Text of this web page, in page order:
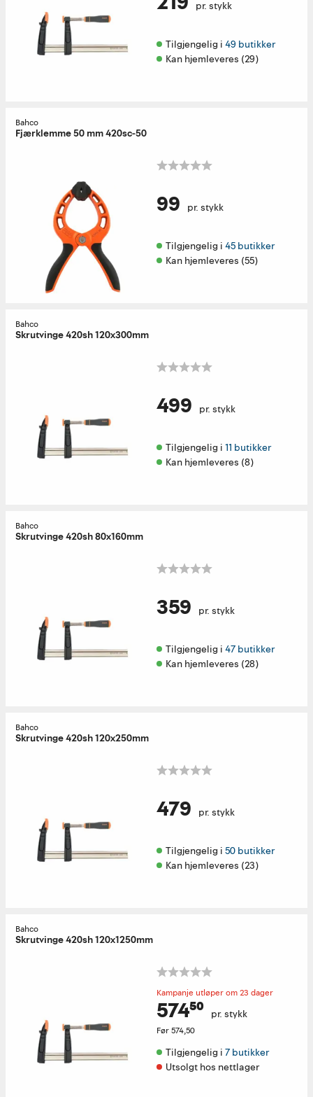
pr. stykk
Tilgjengelig i 49 butikker
Kan hjemleveres (29)
Bahco
Fjærklemme 50 mm 420sc-50
99 pr. stykk
Tilgjengelig i 45 butikker
Kan hjemleveres (55)
Bahco
Skrutvinge 420sh 120x300mm
499 pr. stykk
Tilgjengelig i 11 butikker
Kan hjemleveres (8)
Bahco
Skrutvinge 420sh 80x160mm
359 pr. stykk
Tilgjengelig i 47 butikker
Kan hjemleveres (28)
Bahco
Skrutvinge 420sh 120x250mm
479 pr. stykk
Tilgjengelig i 50 butikker
Kan hjemleveres (23)
Bahco
Skrutvinge 420sh 120x1250mm
Kampanje utløper om 23 dager
574⁵⁰ pr. stykk
Før574,50
Tilgjengelig i 7 butikker
Utsolgt hos nettlager